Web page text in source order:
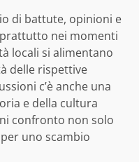
di battute, opinioni e
nei momenti
locali si alimentano
delle rispettive
c’è anche una
e della cultura
confronto non solo
uno scambio